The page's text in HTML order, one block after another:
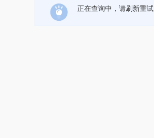
正在查询中，请刷新重试